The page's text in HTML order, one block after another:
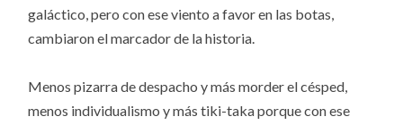
galáctico, pero con ese viento a favor en las botas,
cambiaron el marcador de la historia.
Menos pizarra de despacho y más morder el césped,
menos individualismo y más tiki-taka porque con ese